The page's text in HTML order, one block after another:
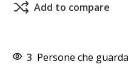
Add to compare
3 Persone che